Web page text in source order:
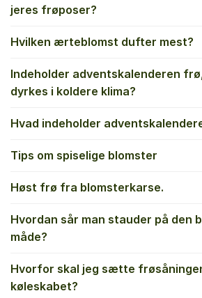
jeres frøposer?
Hvilken ærteblomst dufter mest?
Indeholder adventskalenderen
dyrkes i koldere klima?
Hvad indeholder
Tips om spiselige blomster
Høst frø fra blomsterkarse.
Hvordan sår man stauder på den
måde?
Hvorfor skal jeg sætte
køleskabet?